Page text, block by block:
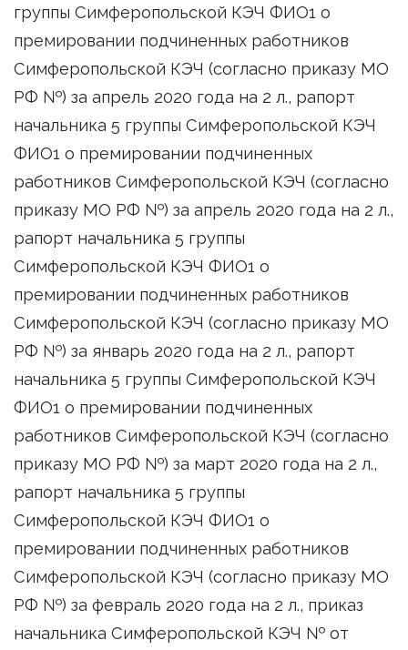
группы Симферопольской КЭЧ ФИО1 о
премировании подчиненных работников
Симферопольской КЭЧ (согласно приказу МО
РФ №) за апрель 2020 года на 2 л., рапорт
начальника 5 группы Симферопольской КЭЧ
ФИО1 о премировании подчиненных
работников Симферопольской КЭЧ (согласно
приказу МО РФ №) за апрель 2020 года на 2 л.,
рапорт начальника 5 группы
Симферопольской КЭЧ ФИО1 о
премировании подчиненных работников
Симферопольской КЭЧ (согласно приказу МО
РФ №) за январь 2020 года на 2 л., рапорт
начальника 5 группы Симферопольской КЭЧ
ФИО1 о премировании подчиненных
работников Симферопольской КЭЧ (согласно
приказу МО РФ №) за март 2020 года на 2 л.,
рапорт начальника 5 группы
Симферопольской КЭЧ ФИО1 о
премировании подчиненных работников
Симферопольской КЭЧ (согласно приказу МО
РФ №) за февраль 2020 года на 2 л., приказ
начальника Симферопольской КЭЧ № от